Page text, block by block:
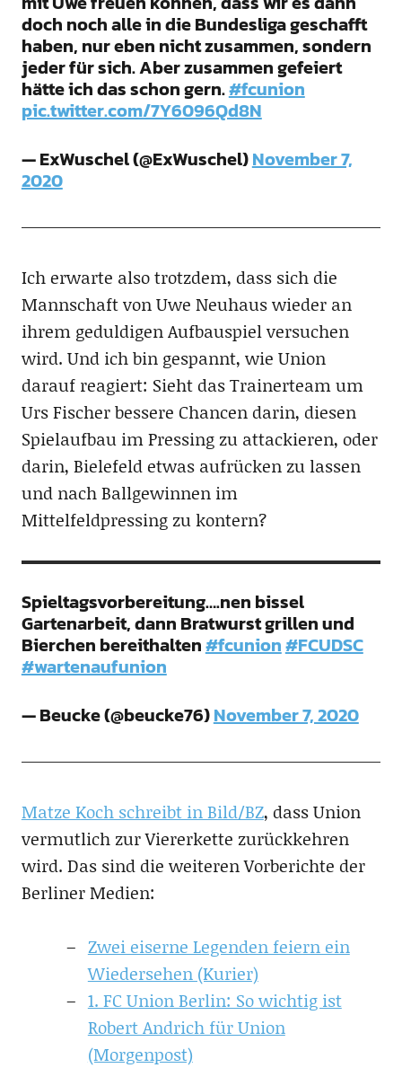
doch noch alle in die Bundesliga geschafft
haben, nur eben nicht zusammen, sondern
jeder für sich. Aber zusammen gefeiert
hätte ich das schon gern.#fcunion
pic.twitter.com/7Y6096Qd8N
— ExWuschel (@ExWuschel)November 7,
2020
Ich erwarte also trotzdem, dass sich die
Mannschaft von Uwe Neuhaus wieder an
ihrem geduldigen Aufbauspiel versuchen
wird. Und ich bin gespannt, wie Union
darauf reagiert: Sieht das Trainerteam um
Urs Fischer bessere Chancen darin, diesen
Spielaufbau im Pressing zu attackieren, oder
darin, Bielefeld etwas aufrücken zu lassen
und nach Ballgewinnen im
Mittelfeldpressing zu kontern?
Spieltagsvorbereitung….nen bissel
Gartenarbeit, dann Bratwurst grillen und
Bierchen bereithalten#fcunion#FCUDSC
#wartenaufunion
— Beucke (@beucke76)November 7, 2020
Matze Koch schreibt in Bild/BZ, dass Union
vermutlich zur Viererkette zurückkehren
wird. Das sind die weiteren Vorberichte der
Berliner Medien:
Zwei eiserne Legenden feiern ein
Wiedersehen (Kurier)
1. FC Union Berlin: So wichtig ist
Robert Andrich für Union
(Morgenpost)